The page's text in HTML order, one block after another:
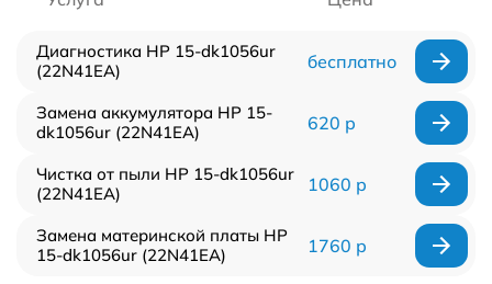
Диагностика HP 15-dk1056ur
(22N41EA)
бесплатно
Замена аккумулятора HP 15-
dk1056ur (22N41EA)
620 р
Чистка от пыли HP 15-dk1056ur
(22N41EA)
1060 р
Замена материнской платы HP
15-dk1056ur (22N41EA)
1760 р